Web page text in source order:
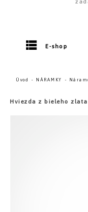
E-shop
Úvod NÁRAMKY
Hviezda z bieleho